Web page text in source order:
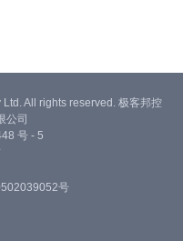
All rights reserved. 极客邦控
公司
号 - 5
号